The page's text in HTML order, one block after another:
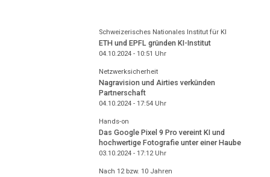
Schweizerisches Nationales Institut für KI
ETH und EPFL gründen KI-Institut
04.10.2024 - 10:51 Uhr
Netzwerksicherheit
Nagravision und Airties verkünden
Partnerschaft
04.10.2024 - 17:54Uhr
Hands-on
Das Google Pixel 9 Pro vereint KI und
hochwertige Fotografie unter einer Haube
03.10.2024 - 17:12Uhr
Nach 12 bzw. 10 Jahren